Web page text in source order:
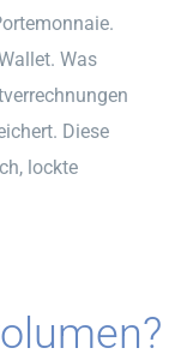
Was
Diese
lockte